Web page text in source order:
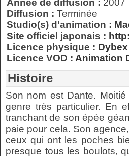
Année de diffusion : 2007
Diffusion : Terminée
Studio(s) d'animation :
Site officiel japonais :
Licence physique : Dybex
Licence VOD : Animation
Histoire
Son nom est Dante.
genre très particulier. En
tranchant de son épée
paie pour cela. Son
ceux qui ont les poches
presque tous les boulots,